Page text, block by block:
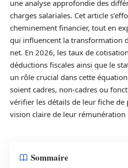
une analyse approfondie des
charges salariales. Cet article
cheminement financier, tout en
qui influencent la transformation
net. En 2026, les taux de
déductions fiscales ainsi que le
un rôle crucial dans cette
soient cadres, non-cadres ou
vérifier les détails de leur fiche
vision claire de leur rémunération
Sommaire